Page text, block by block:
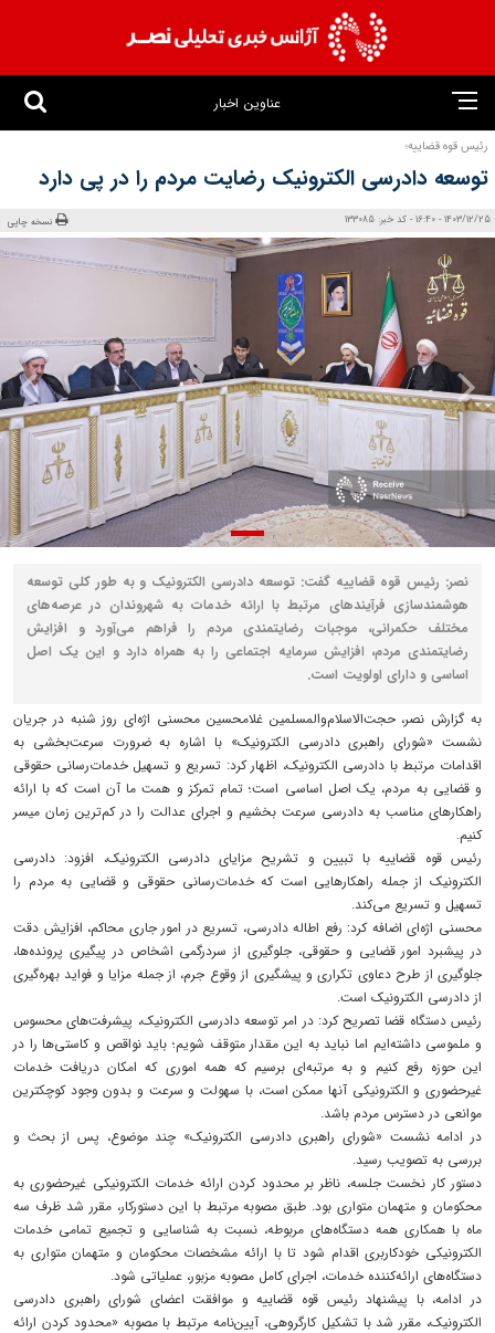
عناوین اخبار
رئیس قوه قضاییه؛
توسعه دادرسی الکترونیک رضایت مردم را در پی دارد
1403/12/25 - 16:40 - کد خبر: 133085 نسخه چاپی
نصر: رئیس قوه قضاییه گفت: توسعه دادرسی الکترونیک و به طور کلی توسعه
هوشمندسازی فرآیندهای مرتبط با ارائه خدمات به شهروندان در عرصه‌های
مختلف حکمرانی، موجبات رضایتمندی مردم را فراهم می‌آورد و افزایش
رضایتمندی مردم، افزایش سرمایه اجتماعی را به همراه دارد و این یک اصل
اساسی و دارای اولویت است.
به گزارش نصر، حجت‌الاسلام‌والمسلمین غلامحسین محسنی اژه‌ای روز شنبه در جریان
نشست «شورای راهبری دادرسی الکترونیک» با اشاره به ضرورت سرعت‌بخشی به
اقدامات مرتبط با دادرسی الکترونیک، اظهار کرد: تسریع و تسهیل خدمات‌رسانی حقوقی
و قضایی به مردم، یک اصل اساسی است؛ تمام تمرکز و همت ما آن است که با ارائه
راهکارهای مناسب به دادرسی سرعت بخشیم و اجرای عدالت را در کم‌ترین زمان میسر
کنیم.
رئیس قوه قضاییه با تبیین و تشریح مزایای دادرسی الکترونیک، افزود: دادرسی
الکترونیک از جمله راهکارهایی است که خدمات‌رسانی حقوقی و قضایی به مردم را
تسهیل و تسریع می‌کند.
محسنی اژه‌ای اضافه کرد: رفع اطاله دادرسی، تسریع در امور جاری محاکم، افزایش دقت
در پیشبرد امور قضایی و حقوقی، جلوگیری از سردرگمی اشخاص در پیگیری پرونده‌ها،
جلوگیری از طرح دعاوی تکراری و پیشگیری از وقوع جرم، از جمله مزایا و فواید بهره‌گیری
از دادرسی الکترونیک است.
رئیس دستگاه قضا تصریح کرد: در امر توسعه دادرسی الکترونیک، پیشرفت‌های محسوس
و ملموسی داشته‌ایم اما نباید به این مقدار متوقف شویم؛ باید نواقص و کاستی‌ها را در
این حوزه رفع کنیم و به مرتبه‌ای برسیم که همه اموری که امکان دریافت خدمات
غیرحضوری و الکترونیکی آنها ممکن است، با سهولت و سرعت و بدون وجود کوچکترین
موانعی در دسترس مردم باشد.
در ادامه نشست «شورای راهبری دادرسی الکترونیک» چند موضوع، پس از بحث و
بررسی به تصویب رسید.
دستور کار نخست جلسه، ناظر بر محدود کردن ارائه خدمات الکترونیکی غیرحضوری به
محکومان و متهمان متواری بود. طبق مصوبه مرتبط با این دستورکار، مقرر شد ظرف سه
ماه با همکاری همه دستگاه‌های مربوطه، نسبت به شناسایی و تجمیع تمامی خدمات
الکترونیکی خودکاربری اقدام شود تا با ارائه مشخصات محکومان و متهمان متواری به
دستگاه‌های ارائه‌کننده خدمات، اجرای کامل مصوبه مزبور، عملیاتی شود.
در ادامه، با پیشنهاد رئیس قوه قضاییه و موافقت اعضای شورای راهبری دادرسی
الکترونیک، مقرر شد با تشکیل کارگروهی، آیین‌نامه مرتبط با مصوبه‌ «محدود کردن ارائه